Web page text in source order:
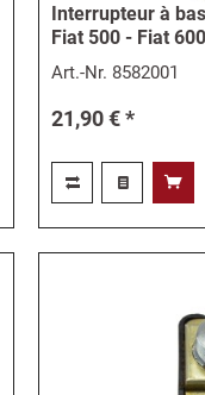
Interrupteur à
Fiat 500 - Fiat
Art.-Nr. 8582001
21,90 € *